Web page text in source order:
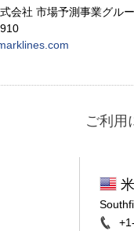
会社 市場予測事業グル
ご利用